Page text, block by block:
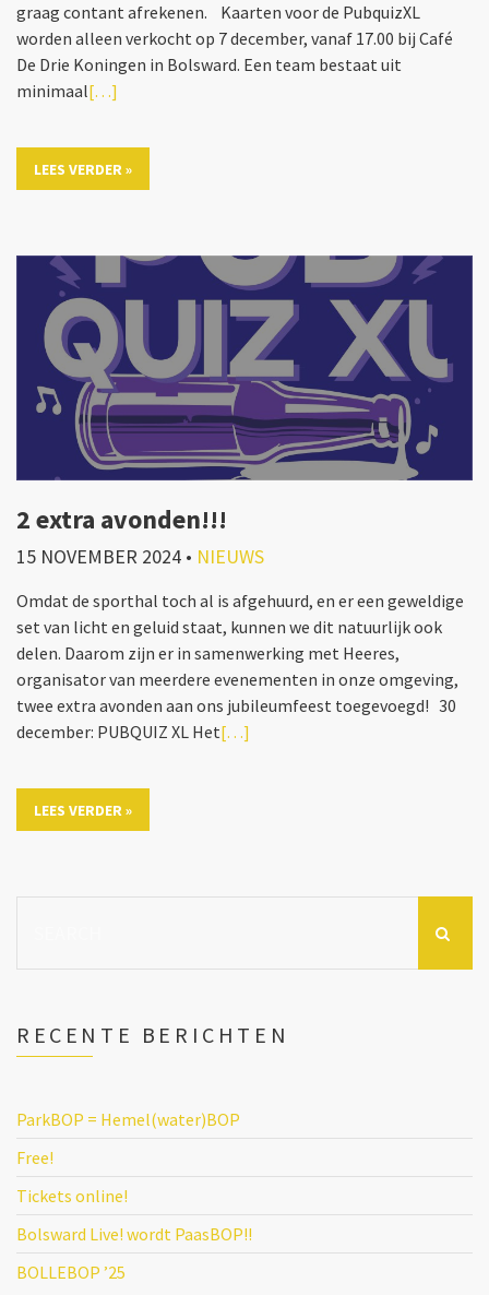
graag contant afrekenen. Kaarten voor de PubquizXL
worden alleen verkocht op 7 december, vanaf 17.00 bij Café
De Drie Koningen in Bolsward. Een team bestaat uit
minimaal[…]
LEES VERDER »
2 extra avonden!!!
15 NOVEMBER 2024 • NIEUWS
Omdat de sporthal toch al is afgehuurd, en er een geweldige
set van licht en geluid staat, kunnen we dit natuurlijk ook
delen. Daarom zijn er in samenwerking met Heeres,
organisator van meerdere evenementen in onze omgeving,
twee extra avonden aan ons jubileumfeest toegevoegd! 30
december: PUBQUIZ XL Het[…]
LEES VERDER »
RECENTE BERICHTEN
ParkBOP = Hemel(water)BOP
Free!
Tickets online!
Bolsward Live! wordt PaasBOP!!
BOLLEBOP ’25